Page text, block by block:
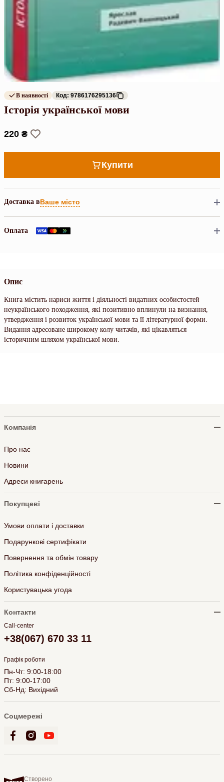
В наявності Код: 9786176295136
Історія української мови
220 ₴
Купити
Доставка вВаше місто
Оплата
Опис
Книга містить нариси життя і діяльності видатних особистостей
неукраїнського походження, які позитивно вплинули на визнання,
утвердження і розвиток української мови та її літературної форми.
Видання адресоване широкому колу читачів, які цікавляться
історичним шляхом української мови.
Компанія
Про нас
Новини
Адреси книгарень
Покупцеві
Умови оплати і доставки
Подарункові сертифікати
Повернення та обмін товару
Політика конфіденційності
Користувацька угода
Контакти
Call-center
+38(067) 670 33 11
Графік роботи
Пн-Чт: 9:00-18:00
Пт: 9:00-17:00
Сб-Нд: Вихідний
Соцмережі
Створено